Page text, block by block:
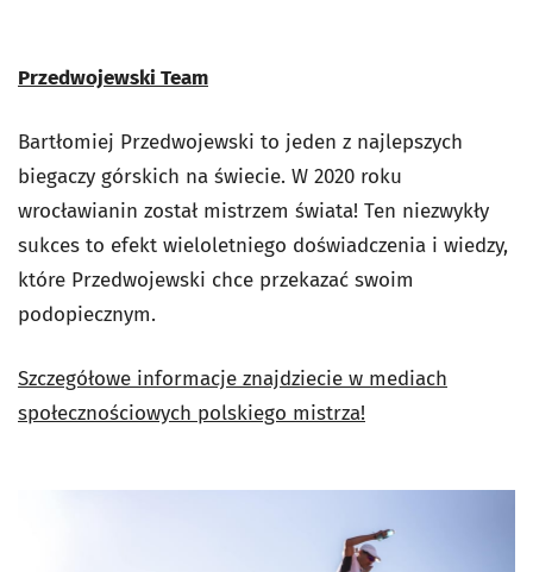
Przedwojewski Team
Bartłomiej Przedwojewski to jeden z najlepszych
biegaczy górskich na świecie. W 2020 roku
wrocławianin został mistrzem świata! Ten niezwykły
sukces to efekt wieloletniego doświadczenia i wiedzy,
które Przedwojewski chce przekazać swoim
podopiecznym.
Szczegółowe informacje znajdziecie w mediach
społecznościowych polskiego mistrza!